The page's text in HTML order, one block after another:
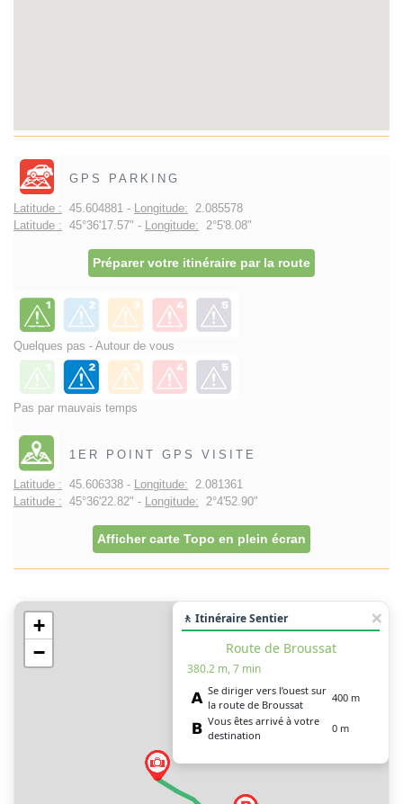
GPS PARKING
Latitude : 45.604881 - Longitude: 2.085578
Latitude : 45°36'17.57" - Longitude: 2°5'8.08"
Préparer votre itinéraire par la route
Quelques pas - Autour de vous
Pas par mauvais temps
1ER POINT GPS VISITE
Latitude : 45.606338 - Longitude: 2.081361
Latitude : 45°36'22.82" - Longitude: 2°4'52.90"
Afficher carte Topo en plein écran
+
−
🚶 Itinéraire Sentier
Route de Broussat
380.2 m, 7 min
Se diriger vers l’ouest sur
la route de Broussat
400 m
Vous êtes arrivé à votre
destination
0 m